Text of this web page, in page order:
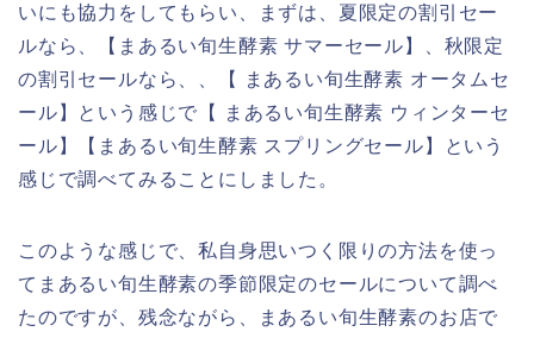
いにも協力をしてもらい、まずは、夏限定の割引セー
ルなら、【まあるい旬生酵素 サマーセール】、秋限定
の割引セールなら、、【 まあるい旬生酵素 オータムセ
ール】という感じで【 まあるい旬生酵素 ウィンターセ
ール】【まあるい旬生酵素 スプリングセール】という
感じで調べてみることにしました。
このような感じで、私自身思いつく限りの方法を使っ
てまあるい旬生酵素の季節限定のセールについて調べ
たのですが、残念ながら、まあるい旬生酵素のお店で